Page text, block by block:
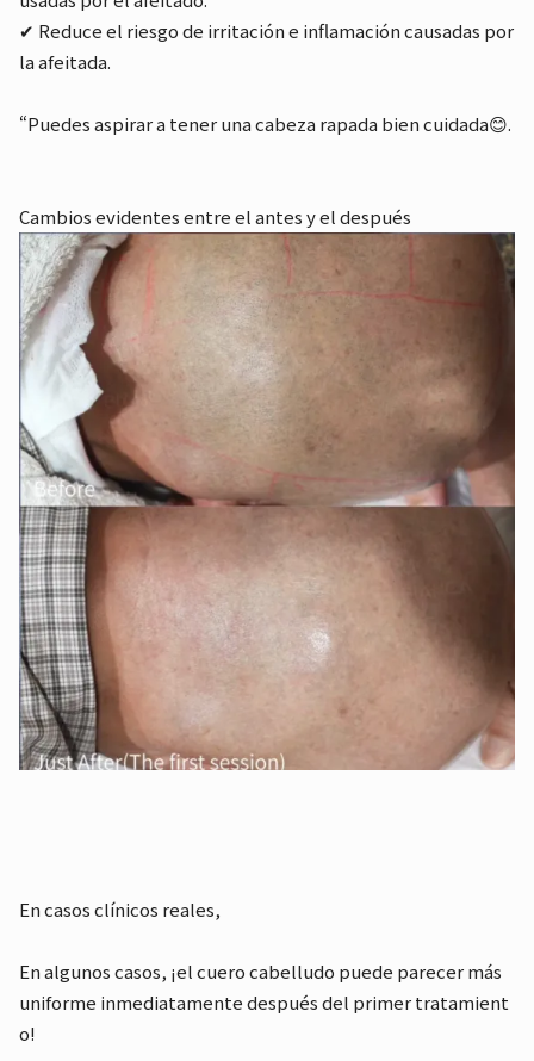
✔ Reduce el riesgo de irritación e inflamación causadas por
la afeitada.
“Puedes aspirar a tener una cabeza rapada bien cuidada😊.
Cambios evidentes entre el antes y el después
En casos clínicos reales,
En algunos casos, ¡el cuero cabelludo puede parecer más
uniforme inmediatamente después del primer tratamient
o!